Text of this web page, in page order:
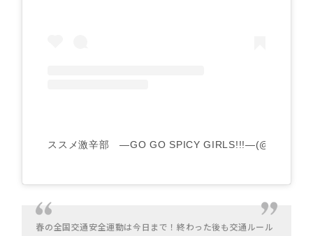
ススメ激辛部 —GO GO SPICY
春の全国交通安全運動は今日まで！終わった後も交通ルール